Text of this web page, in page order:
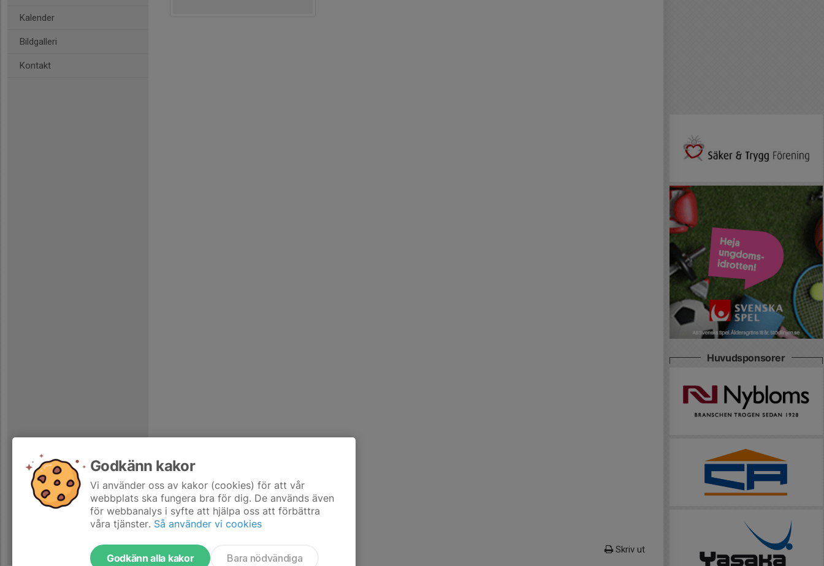
Kalender
Bildgalleri
Kontakt
Skriv ut
Huvudsponsorer
Godkänn kakor
Vi använder oss av kakor (cookies) för att vår
webbplats ska fungera bra för dig. De används även
för webbanalys i syfte att hjälpa oss att förbättra
våra tjänster. Så använder vi cookies
Godkänn alla kakor Bara nödvändiga